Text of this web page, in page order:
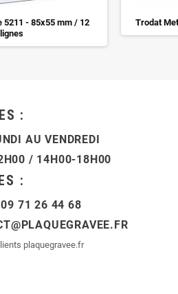
5211 - 85x55 mm / 12
lignes
Trodat
:
AU VENDREDI
/ 14H00-18H00
:
09 71 26 44 68